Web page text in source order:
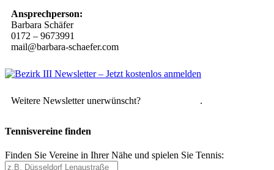
Ansprechperson:
Barbara Schäfer
0172 – 9673991
mail@barbara-schaefer.com
Weitere Newsletter unerwünscht? .
Tennisvereine finden
Finden Sie Vereine in Ihrer Nähe und spielen Sie Tennis: